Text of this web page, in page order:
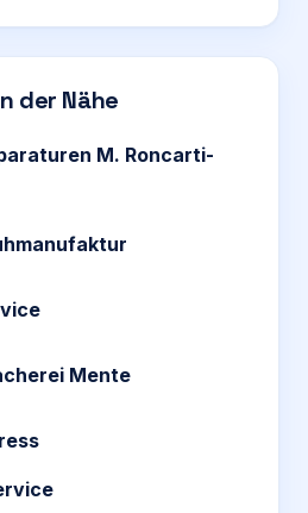
der Nähe
M. Roncarti-
Mente